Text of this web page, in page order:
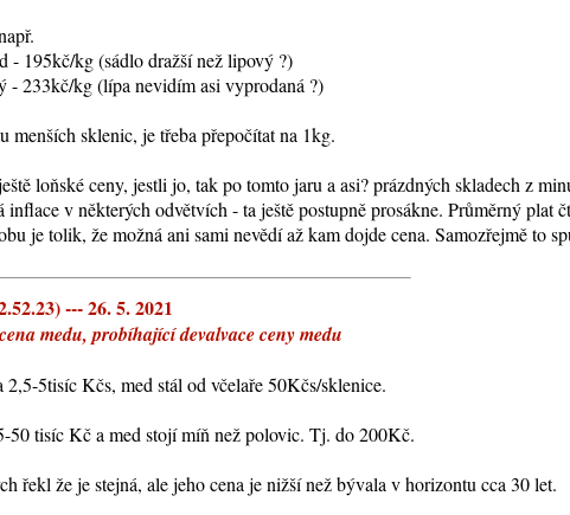
- 195kč/kg (sádlo dražší než lipový ?)
- 233kč/kg (lípa nevidím asi vyprodaná ?)
sklenic, je třeba přepočítat na 1kg.
loňské ceny, jestli jo, tak po tomto jaru a asi? prázdných skladech z
inflace v některých odvětvích - ta ještě postupně prosákne. Průměrný plat
je tolik, že možná ani sami nevědí až kam dojde cena. Samozřejmě to
--- 26. 5. 2021
medu, probíhající devalvace ceny medu
5tisíc Kčs, med stál od včelaře 50Kčs/sklenice.
50 tisíc Kč a med stojí míň než polovic. Tj. do 200Kč.
řekl že je stejná, ale jeho cena je nižší než bývala v horizontu cca 30 let.